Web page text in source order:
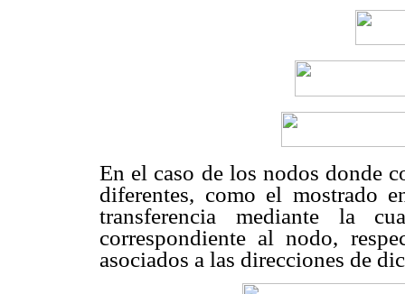
En el caso de los nodos donde
diferentes, como el mostrado
transferencia mediante la
correspondiente al nodo,
asociados a las direcciones de